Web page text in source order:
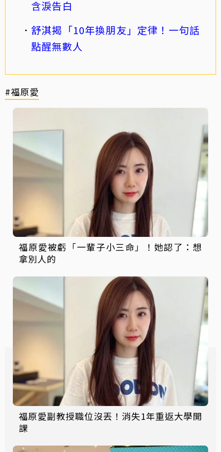
含淚告白
舒淇揭「10年換朋友」定律！一句話
點醒無數人
#福原愛
福原愛被虧「一輩子小三命」！她認了：想
拿別人的
福原愛副教授職位沒丟！消失1年重返大學開
課